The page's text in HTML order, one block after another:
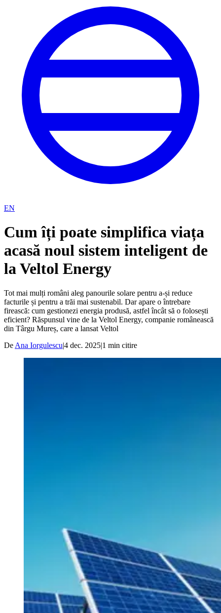
EN
Cum îți poate simplifica viața
acasă noul sistem inteligent de
la Veltol Energy
Tot mai mulți români aleg panourile solare pentru a-și reduce
facturile și pentru a trăi mai sustenabil. Dar apare o întrebare
firească: cum gestionezi energia produsă, astfel încât să o folosești
eficient? Răspunsul vine de la Veltol Energy, companie românească
din Târgu Mureș, care a lansat Veltol
De Ana Iorgulescu|4 dec. 2025|1 min citire